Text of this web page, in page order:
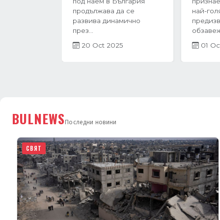
на интензивен растеж в
навечерието на...
27 Jun 2025
година
в
BULNEWS
СВЯТ